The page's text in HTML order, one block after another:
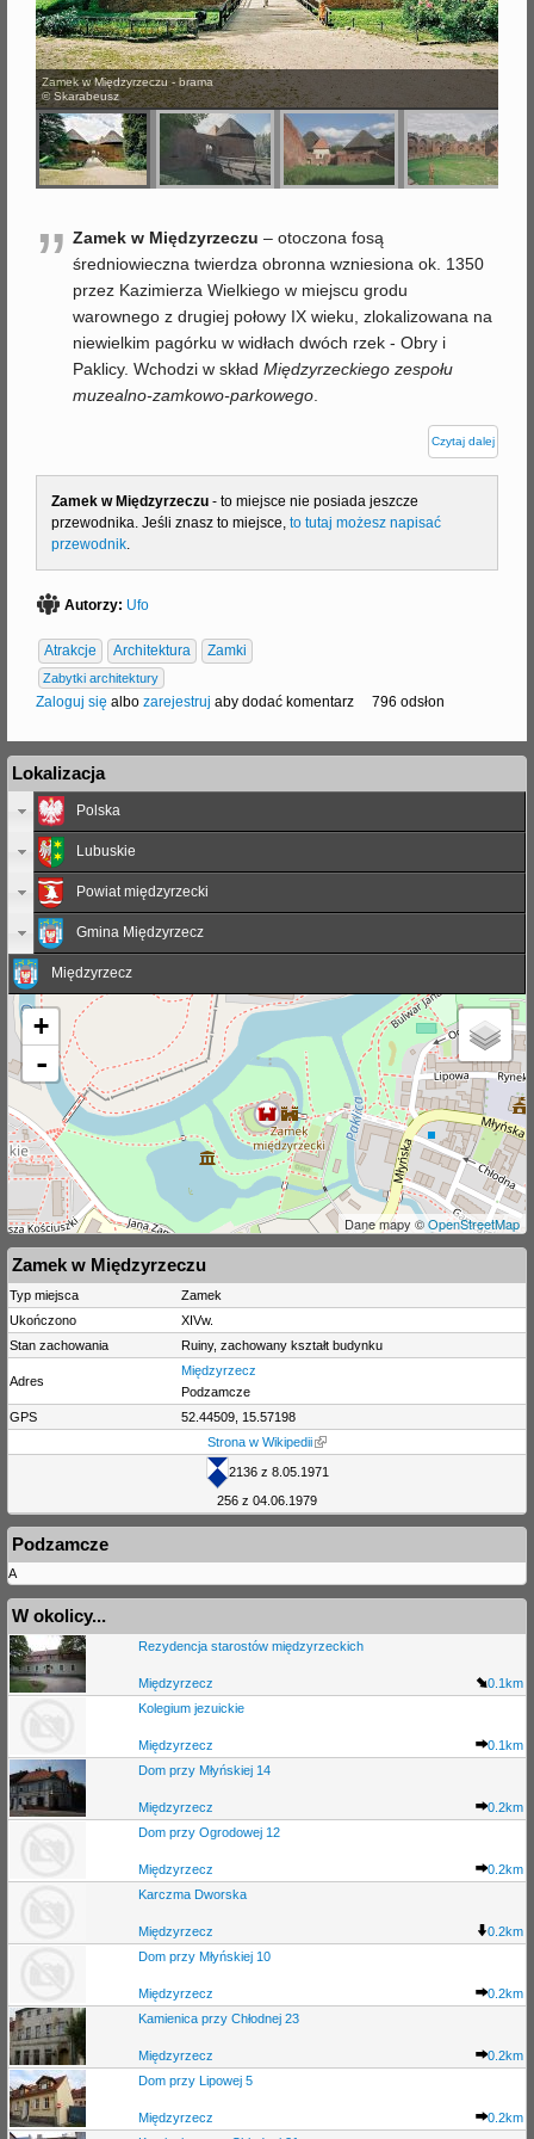
Zamek w Międzyrzeczu - brama
© Skarabeusz
” Zamek w Międzyrzeczu – otoczona fosą
średniowieczna twierdza obronna wzniesiona ok. 1350
przez Kazimierza Wielkiego w miejscu grodu
warownego z drugiej połowy IX wieku, zlokalizowana na
niewielkim pagórku w widłach dwóch rzek - Obry i
Paklicy. Wchodzi w skład Międzyrzeckiego zespołu
muzealno-zamkowo-parkowego
Czytaj dalej
Zamek w Międzyrzeczu - to miejsce nie posiada jeszcze
przewodnika. Jeśli znasz to miejsce, to tutaj możesz napisać
przewodnik
Autorzy: Ufo
Atrakcje Architektura Zamki
Zabytki architektury
Zaloguj się albo zarejestruj aby dodać komentarz 796 odsłon
Lokalizacja
Polska
Lubuskie
Powiat międzyrzecki
Gmina Międzyrzecz
Międzyrzecz
+
-
Dane mapy ©OpenStreetMap
Zamek w Międzyrzeczu
Typ miejsca
Zamek
Ukończono
XIVw.
Stan zachowania
Ruiny, zachowany kształt budynku
Adres
Międzyrzecz
Podzamcze
GPS
52.44509, 15.57198
Strona w Wikipedii
2136 z 8.05.1971
256 z 04.06.1979
Podzamcze
A
W okolicy...
Rezydencja starostów międzyrzeckich
Międzyrzecz
0.1km
Kolegium jezuickie
Międzyrzecz
0.1km
Dom przy Młyńskiej 14
Międzyrzecz
0.2km
Dom przy Ogrodowej 12
Międzyrzecz
0.2km
Karczma Dworska
Międzyrzecz
0.2km
Dom przy Młyńskiej 10
Międzyrzecz
0.2km
Kamienica przy Chłodnej 23
Międzyrzecz
0.2km
Dom przy Lipowej 5
Międzyrzecz
0.2km